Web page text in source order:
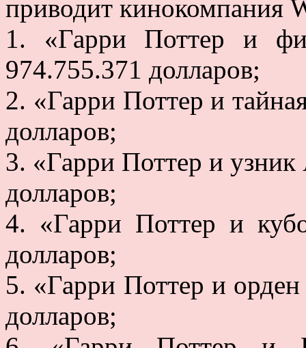
приводит кинокомпания
1. «Гарри Поттер и
974.755.371 долларов;
2. «Гарри Поттер и
долларов;
3. «Гарри Поттер и
долларов;
4. «Гарри Поттер и
долларов;
5. «Гарри Поттер и
долларов;